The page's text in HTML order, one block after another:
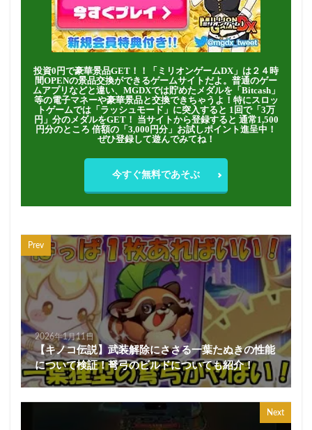
投資0円で豪華景品GET！！「ミリオンゲームDX」は２４時
間OPENの景品交換ができるゲームサイトだよ。普通のゲー
ムアプリなどと違い、MGDXでは貯めたメダルを「Bitcash」
等の電子マネーや豪華景品と交換できちゃうよ！特にスロッ
トゲームでは「ラッシュモード」に突入すると 1回で「3万
円」分のメダルをGET！ 当サイトから登録すると 通常1,500
円分のところ 倍額の「3,000円分」お試しポイント進呈中！
ぜひ登録して遊んでみてね！
今すぐ無料であそぶ
Prev
2026年1月11日
【キノコ伝説】武装解除にささる一葉たぬきの性能
について検証！弩弓のビルドについても紹介！
Next